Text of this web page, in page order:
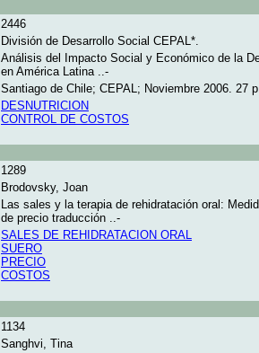
2446
División de Desarrollo Social CEPAL*.
Análisis del Impacto Social y Económico de la
en América Latina ..-
Santiago de Chile; CEPAL; Noviembre 2006. 27
DESNUTRICION
CONTROL DE COSTOS
1289
Brodovsky, Joan
Las sales y la terapia de rehidratación oral:
de precio traducción ..-
SALES DE REHIDRATACION ORAL
SUERO
PRECIO
COSTOS
1134
Sanghvi, Tina